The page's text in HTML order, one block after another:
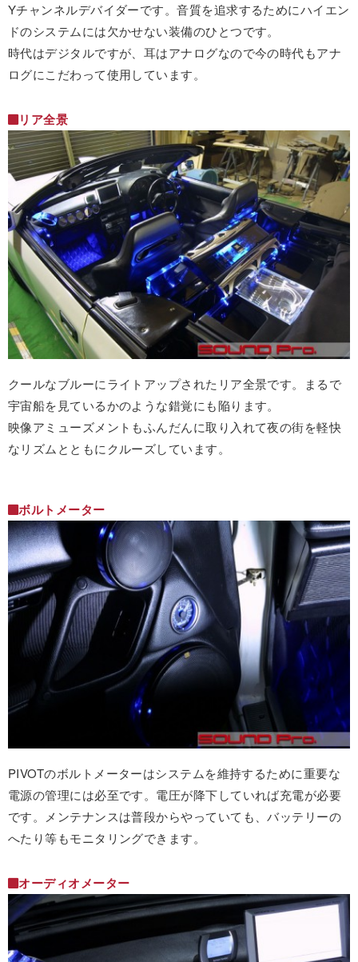
Yチャンネルデバイダーです。音質を追求するためにハイエン
ドのシステムには欠かせない装備のひとつです。
時代はデジタルですが、耳はアナログなので今の時代もアナ
ログにこだわって使用しています。
リア全景
クールなブルーにライトアップされたリア全景です。まるで
宇宙船を見ているかのような錯覚にも陥ります。
映像アミューズメントもふんだんに取り入れて夜の街を軽快
なリズムとともにクルーズしています。
ボルトメーター
PIVOTのボルトメーターはシステムを維持するために重要な
電源の管理には必至です。電圧が降下していれば充電が必要
です。メンテナンスは普段からやっていても、バッテリーの
へたり等もモニタリングできます。
オーディオメーター